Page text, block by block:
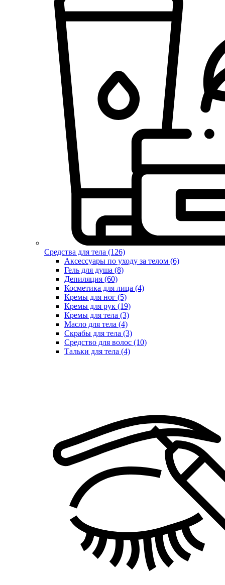
Средства для тела (126)
Аксессуары по уходу за телом (6)
Гель для душа (8)
Депиляция (60)
Косметика для лица (4)
Кремы для ног (5)
Кремы для рук (19)
Кремы для тела (3)
Масло для тела (4)
Скрабы для тела (3)
Средство для волос (10)
Тальки для тела (4)